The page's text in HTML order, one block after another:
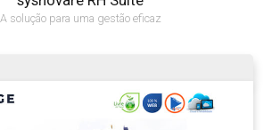
A solução para uma gestão eficaz